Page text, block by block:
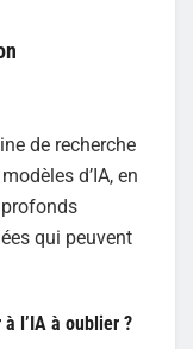
de recherche
d’IA, en
profonds
qui peuvent
l’IA à oublier ?